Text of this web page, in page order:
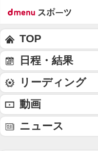
TOP
日程・結果
リーディング
動画
ニュース